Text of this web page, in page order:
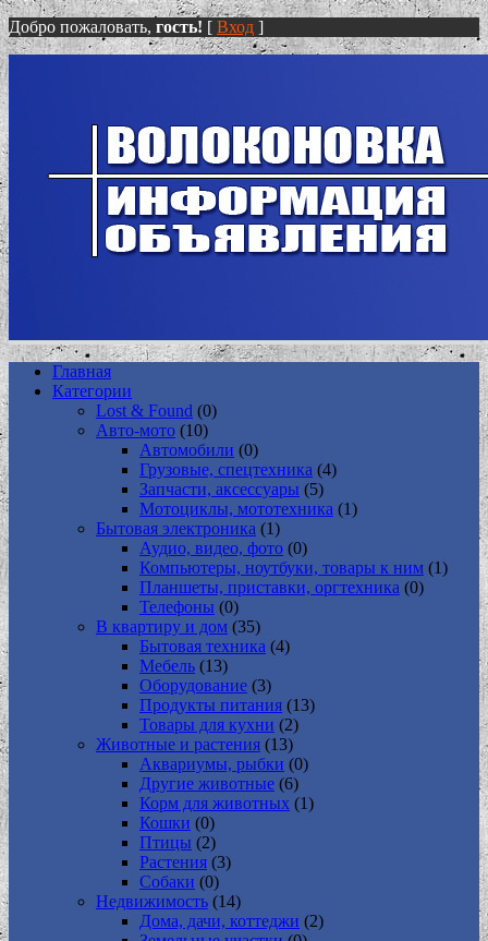
Добро пожаловать, гость! [ Вход ]
Главная
Категории
Lost & Found (0)
Авто-мото (10)
Автомобили (0)
Грузовые, спецтехника (4)
Запчасти, аксессуары (5)
Мотоциклы, мототехника (1)
Бытовая электроника (1)
Аудио, видео, фото (0)
Компьютеры, ноутбуки, товары к ним (1)
Планшеты, приставки, оргтехника (0)
Телефоны (0)
В квартиру и дом (35)
Бытовая техника (4)
Мебель (13)
Оборудование (3)
Продукты питания (13)
Товары для кухни (2)
Животные и растения (13)
Аквариумы, рыбки (0)
Другие животные (6)
Корм для животных (1)
Кошки (0)
Птицы (2)
Растения (3)
Собаки (0)
Недвижимость (14)
Дома, дачи, коттеджи (2)